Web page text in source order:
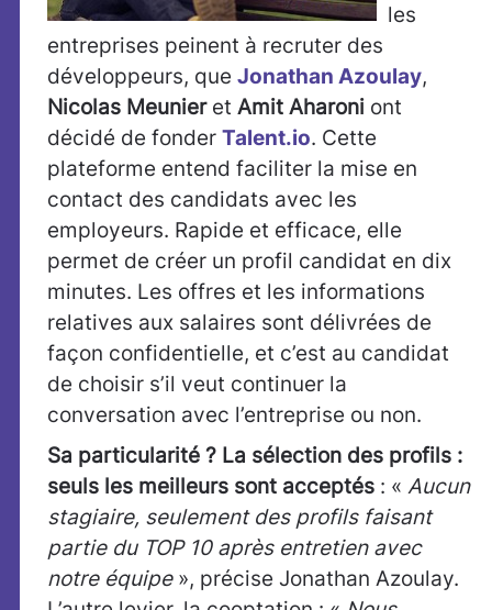
les
entreprises peinent à recruter des
développeurs, que Jonathan Azoulay,
Nicolas Meunieret Amit Aharoni ont
décidé de fonder Talent.io. Cette
plateforme entend faciliter la mise en
contact des candidats avec les
employeurs. Rapide et efficace, elle
permet de créer un profil candidat en dix
minutes. Les offres et les informations
relatives aux salaires sont délivrées de
façon confidentielle, et c’est au candidat
de choisir s’il veut continuer la
conversation avec l’entreprise ou non.
Sa particularité ? La sélection des profils :
seuls les meilleurs sont acceptés : « Aucun
stagiaire, seulement des profils faisant
partie du TOP 10 après entretien avec
notre équipe », précise Jonathan Azoulay.